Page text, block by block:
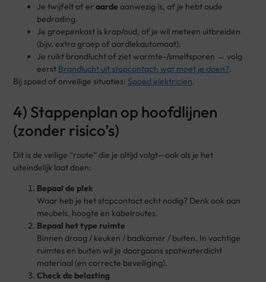
Je twijfelt of eraarde aanwezig is, of je hebt oude
bedrading.
Je groepenkast is krap/oud, of je wil meteen uitbreiden
(bijv. extra groep of aardlekautomaat).
Je ruikt brandlucht of ziet warmte-/smeltsporen → volg
eerst Brandlucht uit stopcontact: wat moet je doen?.
Bij spoed of onveilige situaties: Spoed elektricien.
4) Stappenplan op hoofdlijnen
(zonder risico’s)
Dit is de veilige “route” die je altijd volgt—ook als je het
uiteindelijk laat doen:
Bepaal de plek
Waar heb je het stopcontact echt nodig? Denk ook aan
meubels, hoogte en kabelroutes.
Bepaal het type ruimte
Binnen droog / keuken / badkamer / buiten. In vochtige
ruimtes en buiten wil je doorgaans spatwaterdicht
materiaal (en correcte beveiliging).
Check de belasting